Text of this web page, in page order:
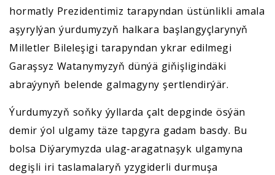
hormatly Prezidentimiz tarapyndan üstünlikli amala
aşyrylýan ýurdumyzyň halkara başlangyçlarynyň
Milletler Bileleşigi tarapyndan ykrar edilmegi
Garaşsyz Watanymyzyň dünýä giňişligindäki
abraýynyň belende galmagyny şertlendirýär.
Ýurdumyzyň soňky ýyllarda çalt depginde ösýän
demir ýol ulgamy täze tapgyra gadam basdy. Bu
bolsa Diýarymyzda ulag-aragatnaşyk ulgamyna
degişli iri taslamalaryň yzygiderli durmuşa